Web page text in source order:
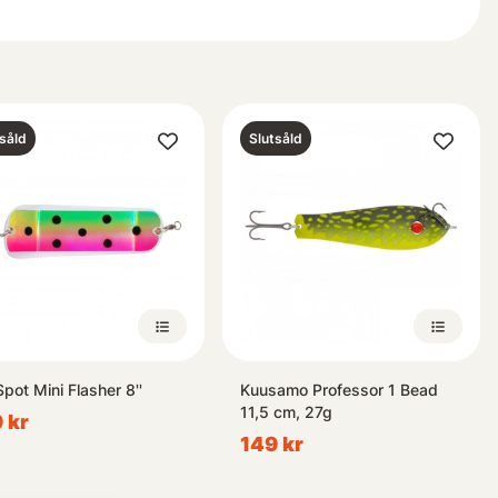
som matchar din personliga stil och preferenser. Med vår
Mini Flasher 8''
kr
Slutsåld
Kuusamo Professor 1 Bead
11,5 cm, 27g
149 kr